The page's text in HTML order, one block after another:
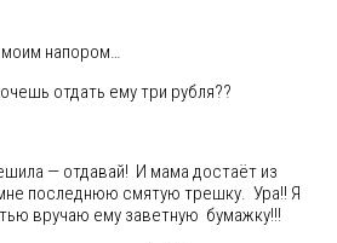
напором…
отдать ему три рубля??
— отдавай! И мама достаёт из
последнюю смятую трешку. Ура!! Я
вручаю ему заветную бумажку!!!